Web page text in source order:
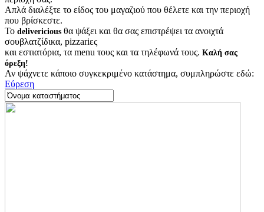
Απλά διαλέξτε το είδος του μαγαζιού που θέλετε και την περιοχή
που βρίσκεστε.
Το delivericious θα ψάξει και θα σας επιστρέψει τα ανοιχτά
σουβλατζίδικα, pizzariες
και εστιατόρια, τα menu τους και τα τηλέφωνά τους. Καλή σας
όρεξη!
Αν ψάχνετε κάποιο συγκεκριμένο κατάστημα, συμπληρώστε εδώ:
Εύρεση